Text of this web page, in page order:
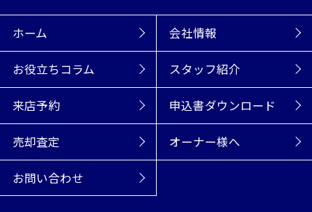
ホーム 会社情報
お役立ちコラム スタッフ紹介
来店予約 申込書ダウンロード
売却査定 オーナー様へ
お問い合わせ